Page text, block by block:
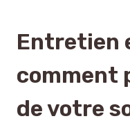
Entretien
comment
de votre